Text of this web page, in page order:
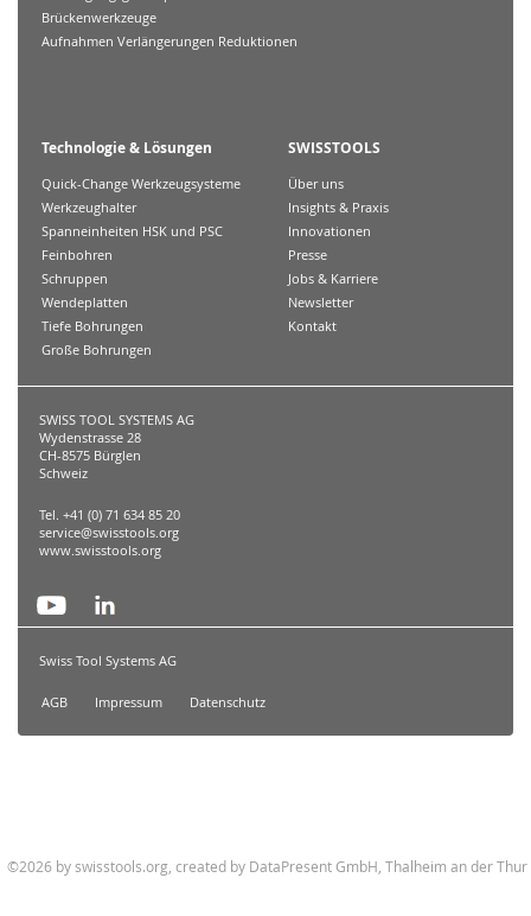
Brückenwerkzeuge
Aufnahmen Verlängerungen Reduktionen
Technologie & Lösungen
Quick-Change Werkzeugsysteme
Werkzeughalter
Spanneinheiten HSK und PSC
Feinbohren
Schruppen
Wendeplatten
Tiefe Bohrungen
Große Bohrungen
SWISSTOOLS
Über uns
Insights & Praxis
Innovationen
Presse
Jobs & Karriere
Newsletter
Kontakt
SWISS TOOL SYSTEMS AG
Wydenstrasse 28
CH-8575 Bürglen
Schweiz
Tel. +41 (0) 71 634 85 20
service@swisstools.org
www.swisstools.org
Swiss Tool Systems AG
AGB Impressum Datenschutz
©2026 by swisstools.org, created by DataPresent GmbH, Thalheim an der Thur